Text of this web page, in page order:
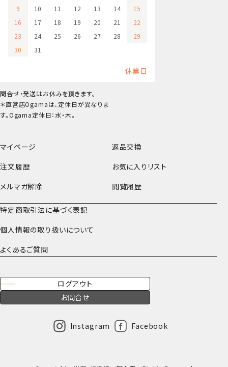
マイページ
返品交換
注文履歴
お気に入りリスト
メルマガ解除
閲覧履歴
特定商取引法に基づく表記
個人情報の取り扱いについて
よくあるご質問
ログアウト
お問合せ
Instagram Facebook
9
10 11 12 13 14
15
16
17 18 19 20 21
22
23
24 25 26 27 28
29
30
31
休業日
問合せ・発送はお休みを頂きます。
＊直営店Ogamaは、定休日が異なりま
す。Ogama定休日：水・木。